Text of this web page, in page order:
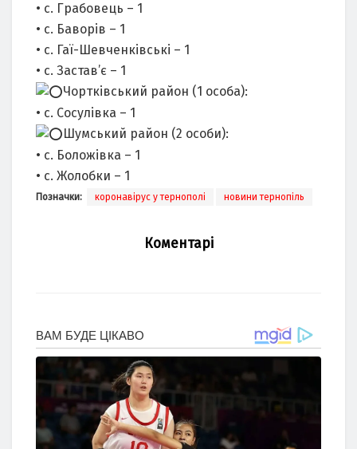
• с. Грабовець – 1
• с. Баворів – 1
• с. Гаї-Шевченківські – 1
• с. Застав’є – 1
Чортківський район (1 особа):
• с. Сосулівка – 1
Шумський район (2 особи):
• с. Боложівка – 1
• с. Жолобки – 1
Позначки: коронавірус у тернополі новини тернопіль
Коментарі